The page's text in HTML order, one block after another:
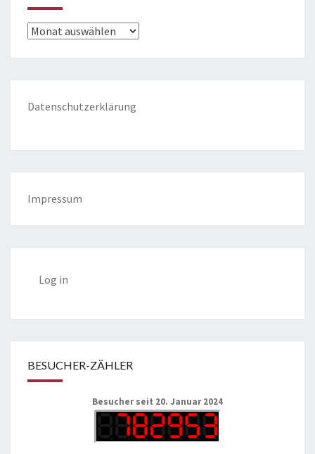
Archiv
Datenschutzerklärung
Impressum
Log in
BESUCHER-ZÄHLER
Besucher seit 20. Januar 2024